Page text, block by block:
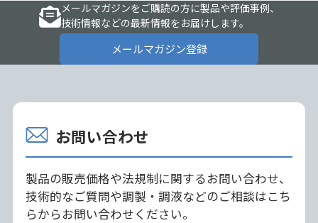
メールマガジンをご購読の方に製品や評価事例、
技術情報などの最新情報をお届けします。
メールマガジン登録
お問い合わせ
製品の販売価格や法規制に関するお問い合わせ、
技術的なご質問や調製・調液などのご相談はこち
らからお問い合わせください。